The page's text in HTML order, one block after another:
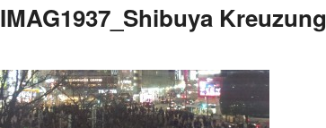
IMAG1937_Shibuya Kreuzung